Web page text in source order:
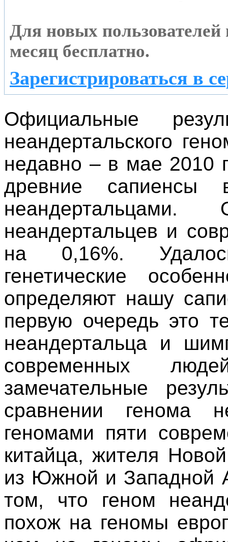
Для новых
месяц бесплатно.
Зарегистрироваться в
Официальные
неандертальского
недавно – в мае 2010
древние сапиенсы
неандертальцев и
на 0,16%.
генетические
определяют нашу
первую очередь это
неандертальца и
современных
замечательные
сравнении генома
геномами пяти
китайца, жителя
из Южной и Западной
том, что геном
похож на геномы